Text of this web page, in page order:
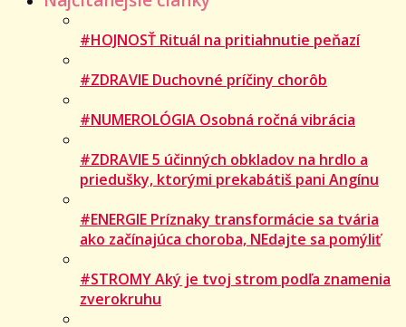
#HOJNOSŤ Rituál na pritiahnutie peňazí
#ZDRAVIE Duchovné príčiny chorôb
#NUMEROLÓGIA Osobná ročná vibrácia
#ZDRAVIE 5 účinných obkladov na hrdlo a
priedušky, ktorými prekabátiš pani Angínu
#ENERGIE Príznaky transformácie sa tvária
ako začínajúca choroba, NEdajte sa pomýliť
#STROMY Aký je tvoj strom podľa znamenia
zverokruhu